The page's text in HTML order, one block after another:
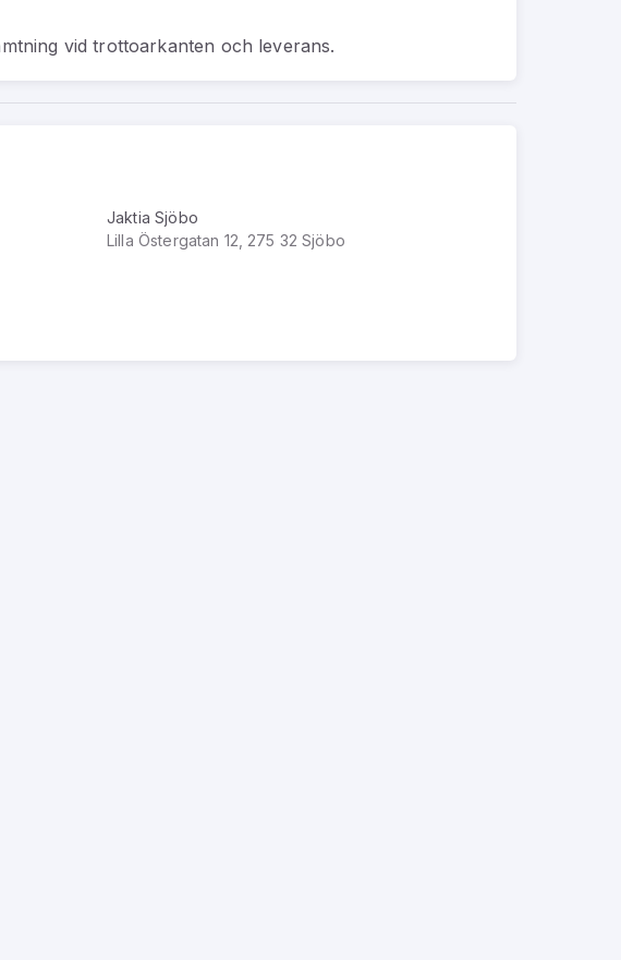
vid trottoarkanten och leverans.
Jaktia Sjöbo
Lilla Östergatan 12, 275 32 Sjöbo